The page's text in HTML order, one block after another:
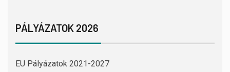
PÁLYÁZATOK 2026
EU Pályázatok 2021-2027